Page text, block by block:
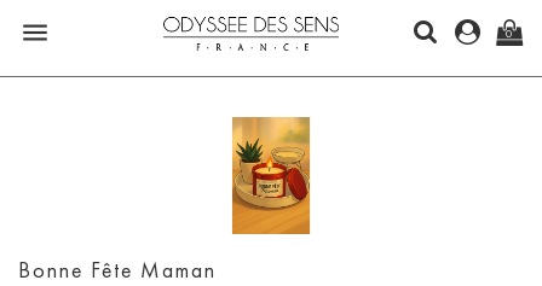
 0
Bonne Fête Maman